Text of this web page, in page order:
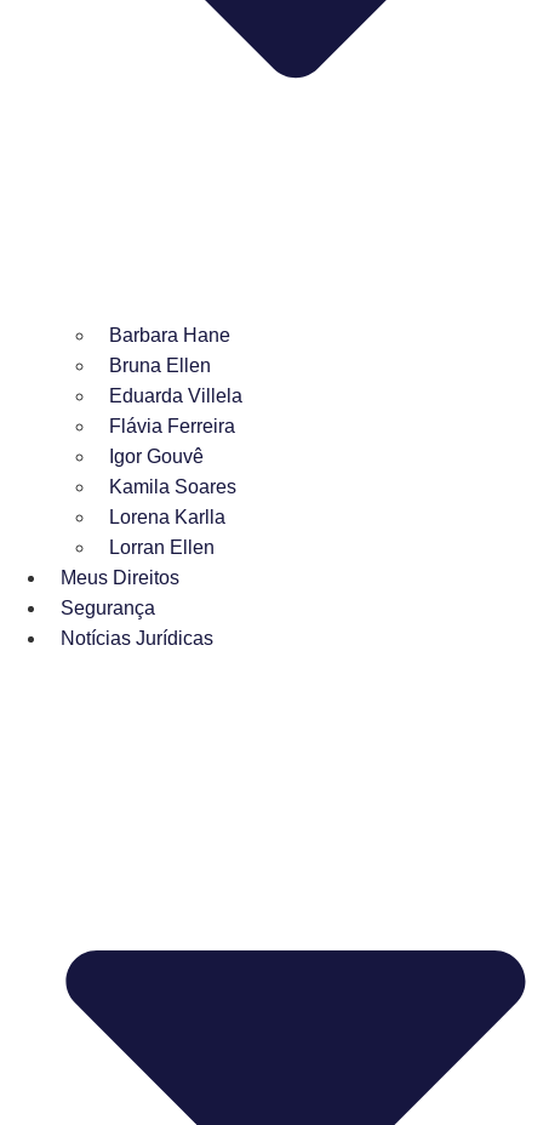
Barbara Hane
Bruna Ellen
Eduarda Villela
Flávia Ferreira
Igor Gouvê
Kamila Soares
Lorena Karlla
Lorran Ellen
Meus Direitos
Segurança
Notícias Jurídicas